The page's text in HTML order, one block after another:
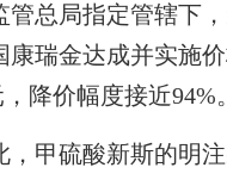
局指定管辖下，
康瑞金达成并实施
降价幅度接近94%。
硫酸新斯的明注